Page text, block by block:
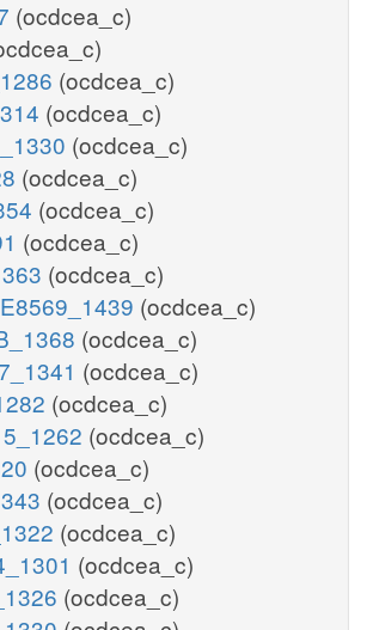
(ocdcea_c)
(ocdcea_c)
(ocdcea_c)
(ocdcea_c)
(ocdcea_c)
(ocdcea_c)
(ocdcea_c)
(ocdcea_c)
(ocdcea_c)
(ocdcea_c)
(ocdcea_c)
(ocdcea_c)
(ocdcea_c)
(ocdcea_c)
(ocdcea_c)
(ocdcea_c)
(ocdcea_c)
(ocdcea_c)